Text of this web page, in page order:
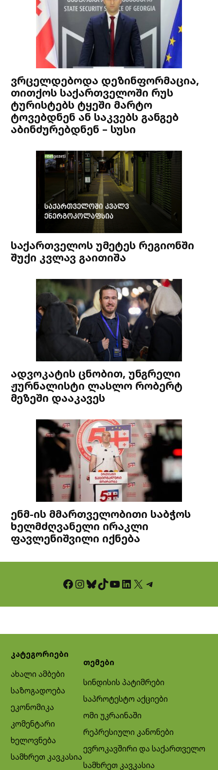
ვრცელდებოდა დეზინფორმაცია,
თითქოს საქართველოში რუს
ტურისტებს ტყეში მარტო
ტოვებდნენ ან საკვებს განგებ
აბინძურებდნენ – სუსი
საქართველოს უმეტეს რეგიონში
შუქი კვლავ გაითიშა
ადვოკატის ცნობით, უნგრელი
ჟურნალისტი ლასლო რობერტ
მეზეში დააკავეს
ენმ-ის მმართველობითი საბჭოს
ხელმძღვანელი ირაკლი
ფავლენიშვილი იქნება
Facebook InstagramBluesky TikTok YouTube LinkedIn X Telegram
კატეგორიები
ახალი ამბები
საზოგადოება
ეკონომიკა
კომენტარი
ხელოვნება
სამხრეთ კავკასია
თემები
სინდისის პატიმრები
საპროტესტო აქციები
ომი უკრაინაში
რეპრესიული კანონები
ევროკავშირი და საქართველო
სამხრეთ კავკასია